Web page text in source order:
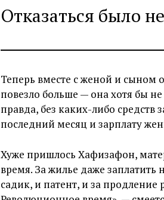
Отказаться было
Теперь вместе с женой и сыном
повезло больше — она хотя бы
правда, без каких-либо средств
последний месяц и зарплату
Хуже пришлось Хафизафон,
время. За жилье даже
садик, и патент, и за продление